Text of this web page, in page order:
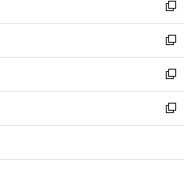
く
で
開
く
ド
ウ
で
開
く
ィ
ン
ド
ウ
で
開
く
い
ウ
ィ
ン
ド
ウ
で
開
新
し
い
ウ
ィ
ン
ド
ウ
開
新
し
い
ウ
ィ
ン
ウ
新
し
い
ウ
ン
新
し
ウ